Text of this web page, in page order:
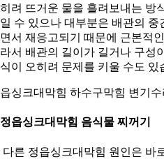
려 뜨거운 물을 흘려보내는 방
수 있으나 대부분은 배관의
서 재응고되기 때문에 근본적
서 배관의 길이가 길거나 구성
이 오히려 문제를 키울 수도 있
싱크대막힘 하수구막힘 변기수
읍싱크대막힘 음식물 찌꺼기
다른 정읍싱크대막힘 원인은 바